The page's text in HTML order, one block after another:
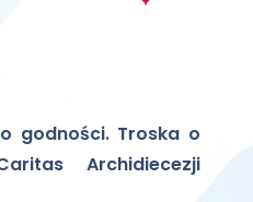
godności. Troska o
Archidiecezji